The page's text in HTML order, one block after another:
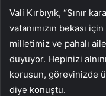
Vali Kırbıyık, “Sınır
vatanımızın bekası
milletimiz ve pahalı
duyuyor. Hepinizi
korusun, görevinizde
diye konuştu.